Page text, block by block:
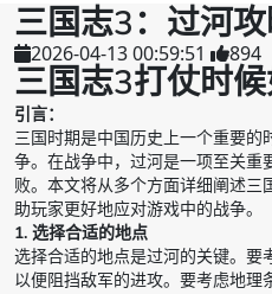
三国志3：过河
2026-04-13 00:59:51 894
三国志3打仗时
引言：
三国时期是中国历史上一个重要
争。在战争中，过河是一项至关重
败。本文将从多个方面详细阐述三
助玩家更好地应对游戏中的战争。
1. 选择合适的地点
选择合适的地点是过河的关键。要
以便阻挡敌军的进攻。要考虑地